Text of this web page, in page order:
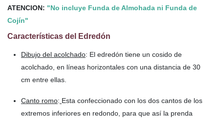
ATENCION: "No incluye Funda de Almohada ni Funda de
Cojín"
Características del Edredón
Dibujo del acolchado: El edredón tiene un cosido de
acolchado, en líneas horizontales con una distancia de 30
cm entre ellas.
Canto romo: Esta confeccionado con los dos cantos de los
extremos inferiores en redondo, para que así la prenda